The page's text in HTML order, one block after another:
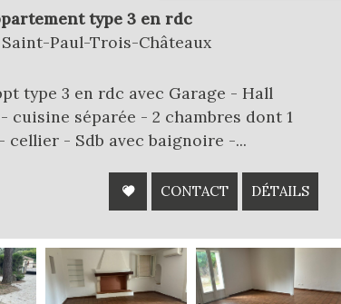
type 3 en rdc
Saint-Paul-Trois-Châteaux
type 3 en rdc avec Garage - Hall
séparée - 2 chambres dont 1
cellier - Sdb avec baignoire -...
CONTACT DÉTAILS